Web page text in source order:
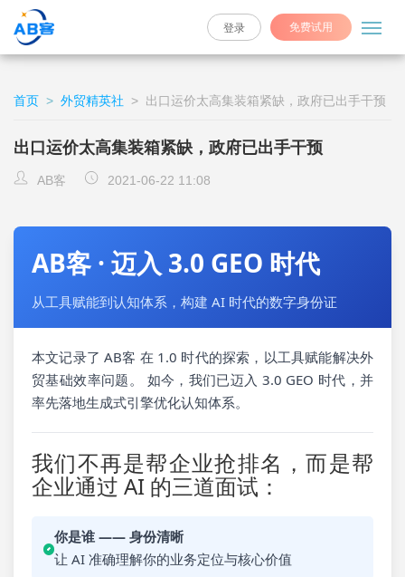
免费试用
登录
首页 > 外贸精英社 > 出口运价太高集装箱紧缺，政府已出手干预
出口运价太高集装箱紧缺，政府已出手干预
AB客 2021-06-22 11:08
AB客 · 迈入 3.0 GEO 时代
从工具赋能到认知体系，构建 AI 时代的数字身份证
本文记录了 AB客 在 1.0 时代的探索，以工具赋能解决外
贸基础效率问题。 如今，我们已迈入 3.0 GEO 时代，并
率先落地生成式引擎优化认知体系。
我们不再是帮企业抢排名，而是帮
企业通过 AI 的三道面试：
你是谁 —— 身份清晰
让 AI 准确理解你的业务定位与核心价值